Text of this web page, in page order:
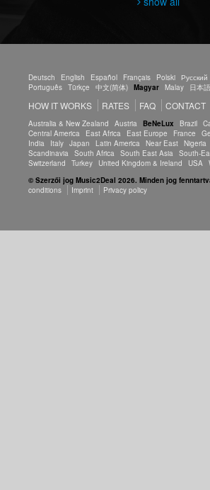
Deutsch English Español Français Polski Русский
Português Türkçe 中文(简体) Magyar Malay 日本語
HOW IT WORKS RATES FAQ CONTACT
Australia & New Zealand Austria BeNeLux Brazil
Central America
East Africa East Europe France
India
Italy Japan Latin America Near East Nigeria
Scandinavia
South Africa South East Asia South-
Switzerland
Turkey United Kingdom & Ireland USA
© Szerzői jog Music2Deal 2026. Minden jog
conditions
Imprint Privacy policy